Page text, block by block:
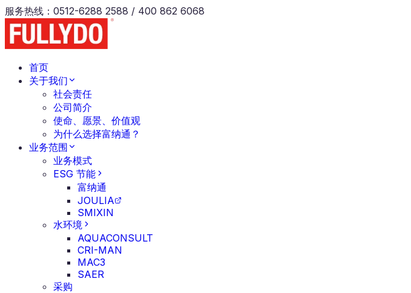
服务热线 ： 0512-6288 2588 / 400 862 6068
首页
关于我们
社会责任
公司简介
使命、愿景、价值观
为什么选择富纳通？
业务范围
业务模式
ESG 节能
富纳通
JOULIA
SMIXIN
水环境
AQUACONSULT
CRI-MAN
MAC3
SAER
采购